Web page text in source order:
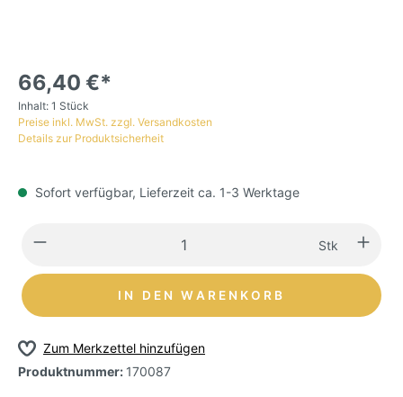
66,40 €*
Inhalt: 1 Stück
Preise inkl. MwSt. zzgl. Versandkosten
Details zur Produktsicherheit
Sofort verfügbar, Lieferzeit ca. 1-3 Werktage
Stk
IN DEN WARENKORB
Zum Merkzettel hinzufügen
Produktnummer: 170087